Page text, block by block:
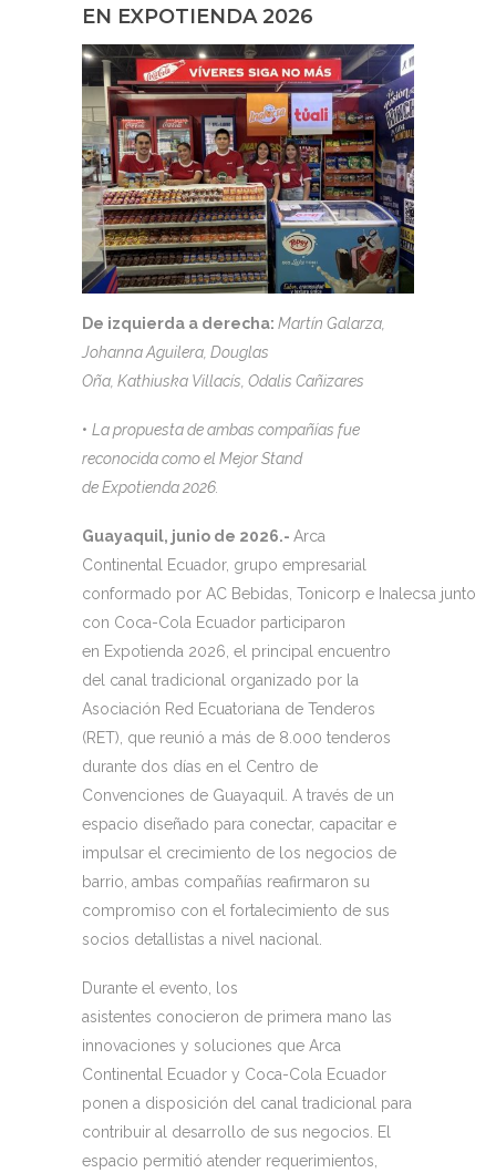
EN EXPOTIENDA 2026
De izquierda a derecha: Martín Galarza,
Johanna Aguilera, Douglas
Oña, Kathiuska Villacís, Odalis Cañizares
• La propuesta de ambas compañías fue
reconocida como el Mejor Stand
de Expotienda 2026.
Guayaquil, junio de 2026.- Arca
Continental Ecuador, grupo empresarial
conformado por AC Bebidas, Tonicorp e Inalecsa junto
con Coca-Cola Ecuador participaron
en Expotienda 2026, el principal encuentro
del canal tradicional organizado por la
Asociación Red Ecuatoriana de Tenderos
(RET), que reunió a más de 8.000 tenderos
durante dos días en el Centro de
Convenciones de Guayaquil. A través de un
espacio diseñado para conectar, capacitar e
impulsar el crecimiento de los negocios de
barrio, ambas compañías reafirmaron su
compromiso con el fortalecimiento de sus
socios detallistas a nivel nacional.
Durante el evento, los
asistentes conocieron de primera mano las
innovaciones y soluciones que Arca
Continental Ecuador y Coca-Cola Ecuador
ponen a disposición del canal tradicional para
contribuir al desarrollo de sus negocios. El
espacio permitió atender requerimientos,